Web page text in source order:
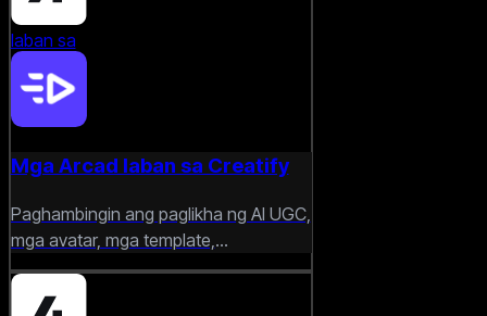
laban sa
Mga Arcad laban sa Creatify
Paghambingin ang paglikha ng AI UGC,
mga avatar, mga template,
pagpepresyo, at mga tool sa paggawa
ng video na nakatuon sa marketing.